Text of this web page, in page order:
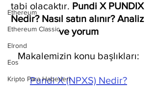
Ethereum
Ethereum Classic
Elrond
Eos
Kripto Para Haberleri
tabi olacaktır. Pundi X PUNDIX
Nedir? Nasıl satın alınır? Analiz
ve yorum
Makalemizin konu başlıkları:
Pundi X (NPXS) Nedir?